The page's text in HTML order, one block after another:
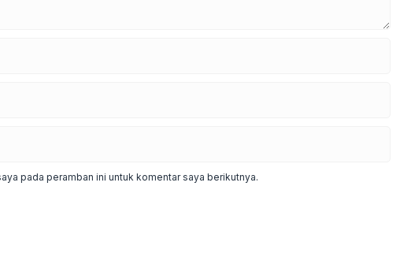
pada peramban ini untuk komentar saya berikutnya.